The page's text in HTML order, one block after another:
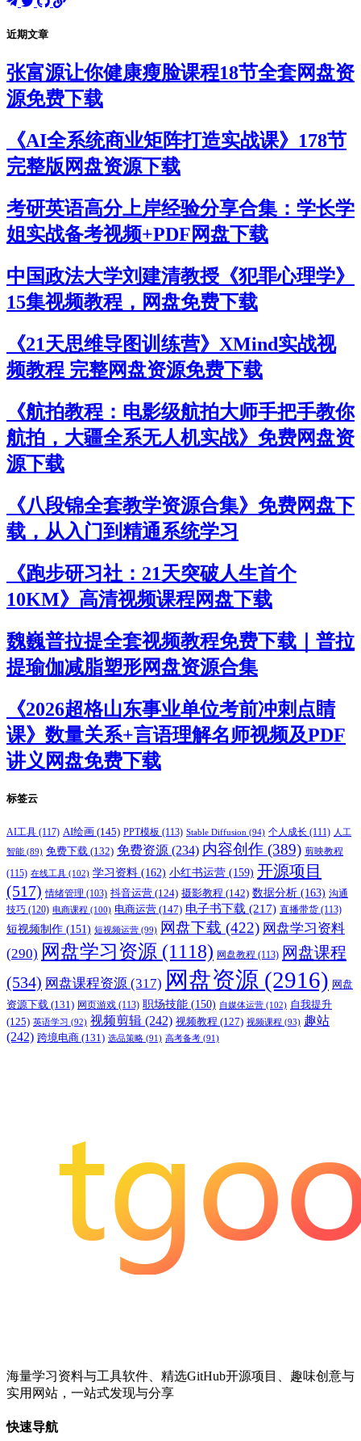
近期文章
张富源让你健康瘦脸课程18节全套网盘资
源免费下载
《AI全系统商业矩阵打造实战课》178节
完整版网盘资源下载
考研英语高分上岸经验分享合集：学长学
姐实战备考视频+PDF网盘下载
中国政法大学刘建清教授《犯罪心理学》
15集视频教程，网盘免费下载
《21天思维导图训练营》XMind实战视
频教程 完整网盘资源免费下载
《航拍教程：电影级航拍大师手把手教你
航拍，大疆全系无人机实战》免费网盘资
源下载
《八段锦全套教学资源合集》免费网盘下
载，从入门到精通系统学习
《跑步研习社：21天突破人生首个
10KM》高清视频课程网盘下载
魏巍普拉提全套视频教程免费下载｜普拉
提瑜伽减脂塑形网盘资源合集
《2026超格山东事业单位考前冲刺点睛
课》数量关系+言语理解名师视频及PDF
讲义网盘免费下载
标签云
AI工具 (117) AI绘画 (145) PPT模板 (113) Stable Diffusion (94) 个人成长 (111) 人工
智能 (89) 免费下载 (132) 免费资源 (234) 内容创作 (389) 剪映教程
(115) 在线工具 (102) 学习资料 (162) 小红书运营 (159) 开源项目
(517) 情绪管理 (103) 抖音运营 (124) 摄影教程 (142) 数据分析 (163) 沟通
技巧 (120) 电商课程 (100) 电商运营 (147) 电子书下载 (217) 直播带货 (113)
短视频制作 (151) 短视频运营 (99) 网盘下载 (422) 网盘学习资料
(290) 网盘学习资源 (1118) 网盘教程 (113) 网盘课程
(534) 网盘课程资源 (317) 网盘资源 (2916) 网盘
资源下载 (131) 网页游戏 (113) 职场技能 (150) 自媒体运营 (102) 自我提升
(125) 英语学习 (92) 视频剪辑 (242) 视频教程 (127) 视频课程 (93) 趣站
(242) 跨境电商 (131) 选品策略 (91) 高考备考 (91)
海量学习资料与工具软件、精选GitHub开源项目、趣味创意与
实用网站，一站式发现与分享
快速导航